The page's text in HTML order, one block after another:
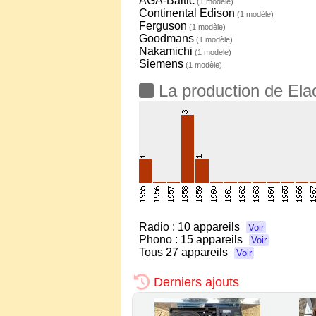
Continental Edison (1 modèle)
Ferguson (1 modèle)
Goodmans (1 modèle)
Nakamichi (1 modèle)
Siemens (1 modèle)
La production de
Radio : 10 appareils Voir
Phono : 15 appareils Voir
Tous 27 appareils Voir
Derniers ajouts